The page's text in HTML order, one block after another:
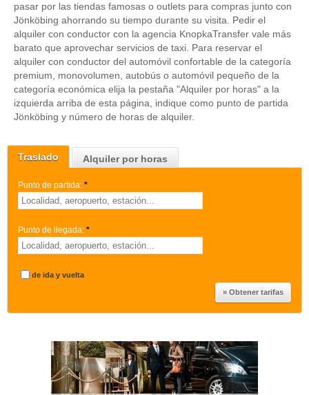
Traslado Alquiler por horas
Punto de partida: *
Punto de llegada: *
de ida y vuelta
pasar por las tiendas famosas o outlets para compras junto con
Jönköbing ahorrando su tiempo durante su visita. Pedir el
alquiler con conductor con la agencia KnopkaTransfer vale más
barato que aprovechar servicios de taxi. Para reservar el
alquiler con conductor del automóvil confortable de la categoría
premium, monovolumen, autobús o automóvil pequeño de la
categoría económica elija la pestaña "Alquiler por horas" a la
izquierda arriba de esta página, indique como punto de partida
Jönköbing y número de horas de alquiler.